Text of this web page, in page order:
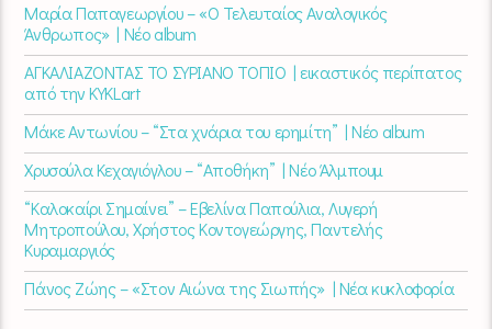
Μαρία Παπαγεωργίου – «Ο Τελευταίος Αναλογικός
Άνθρωπος» | Νέο album
ΑΓΚΑΛΙΑΖΟΝΤΑΣ ΤΟ ΣΥΡΙΑΝΟ ΤΟΠΙΟ | εικαστικός περίπατος
από την KYKLart
Μάκε Αντωνίου – “Στα χνάρια του ερημίτη” | Νέο album
Χρυσούλα Κεχαγιόγλου – “Αποθήκη” | Νέο Άλμπουμ
“Καλοκαίρι Σημαίνει” – Εβελίνα Παπούλια, Λυγερή
Μητροπούλου, Χρήστος Κοντογεώργης, Παντελής
Κυραμαργιός
Πάνος Ζώης – «Στον Αιώνα της Σιωπής» | Νέα κυκλοφορία